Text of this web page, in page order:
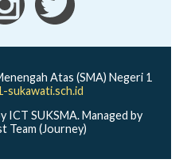
Atas (SMA) Negeri 1
sukawati.sch.id
ICT SUKSMA. Managed by
Team (Journey)